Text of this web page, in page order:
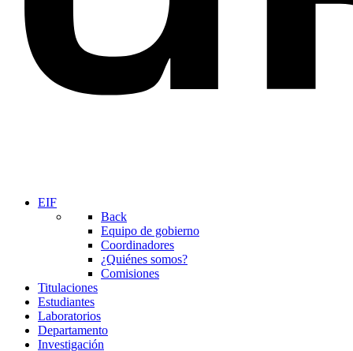
EIF
Back
Equipo de gobierno
Coordinadores
¿Quiénes somos?
Comisiones
Titulaciones
Estudiantes
Laboratorios
Departamento
Investigación